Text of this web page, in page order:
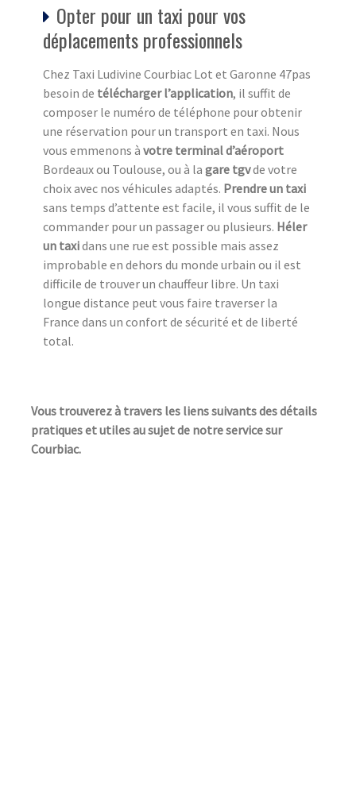
Opter pour un taxi pour vos
déplacements professionnels
Chez Taxi Ludivine Courbiac Lot et Garonne 47pas
besoin de télécharger l’application, il suffit de
composer le numéro de téléphone pour obtenir
une réservation pour un transport en taxi. Nous
vous emmenons à votre terminal d’aéroport
Bordeaux ou Toulouse, ou à la gare tgvde votre
choix avec nos véhicules adaptés. Prendre un taxi
sans temps d’attente est facile, il vous suffit de le
commander pour un passager ou plusieurs. Héler
un taxidans une rue est possible mais assez
improbable en dehors du monde urbain ou il est
difficile de trouver un chauffeur libre. Un taxi
longue distance peut vous faire traverser la
France dans un confort de sécurité et de liberté
total.
Vous trouverez à travers les liens suivants des détails
pratiques et utiles au sujet de notre service sur
Courbiac.